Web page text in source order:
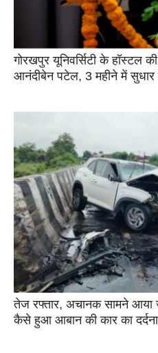
गोरखपुर यूनिवर्सिटी के हॉस्टल
आनंदीबेन पटेल, 3 महीने में सुधार
तेज रफ्तार, अचानक सामने आया
कैसे हुआ आबान की कार का